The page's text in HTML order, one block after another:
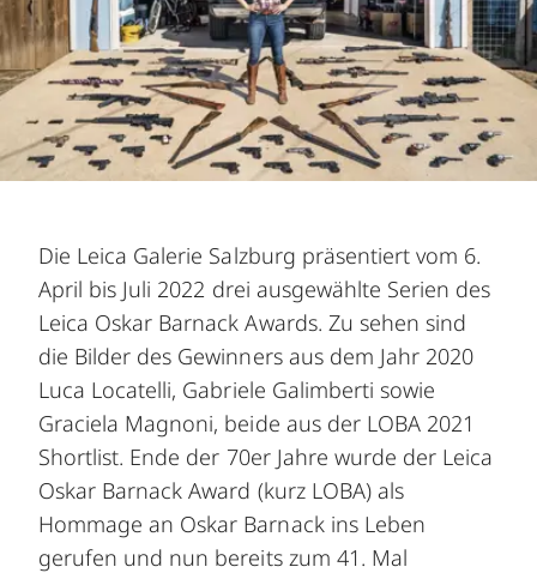
Die Leica Galerie Salzburg präsentiert vom 6.
April bis Juli 2022 drei ausgewählte Serien des
Leica Oskar Barnack Awards. Zu sehen sind
die Bilder des Gewinners aus dem Jahr 2020
Luca Locatelli, Gabriele Galimberti sowie
Graciela Magnoni, beide aus der LOBA 2021
Shortlist. Ende der 70er Jahre wurde der Leica
Oskar Barnack Award (kurz LOBA) als
Hommage an Oskar Barnack ins Leben
gerufen und nun bereits zum 41. Mal